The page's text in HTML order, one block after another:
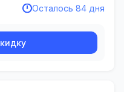
Осталось 84 дня